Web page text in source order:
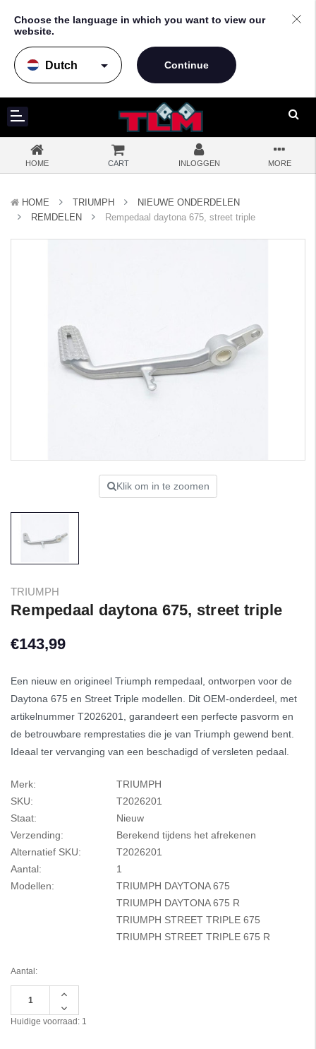
Choose the language in which you want to view our
website.
arrow_drop_down
HOME CART INLOGGEN MORE
HOME TRIUMPH
NIEUWE ONDERDELEN
REMDELEN
Rempedaal daytona 675, street triple
Klik om in te zoomen
TRIUMPH
Rempedaal daytona 675, street triple
€143,99
Een nieuw en origineel Triumph rempedaal, ontworpen voor de
Daytona 675 en Street Triple modellen. Dit OEM-onderdeel, met
artikelnummer T2026201, garandeert een perfecte pasvorm en
de betrouwbare remprestaties die je van Triumph gewend bent.
Ideaal ter vervanging van een beschadigd of versleten pedaal.
Merk:
TRIUMPH
SKU:
T2026201
Staat:
Nieuw
Verzending:
Berekend tijdens het afrekenen
Alternatief SKU:
T2026201
Aantal:
1
Modellen:
TRIUMPH DAYTONA 675
TRIUMPH DAYTONA 675 R
TRIUMPH STREET TRIPLE 675
TRIUMPH STREET TRIPLE 675 R
Aantal:
Hoeveelheid
van
undefined
Hoeveelheid
verlagen
van
Huidige voorraad: 1